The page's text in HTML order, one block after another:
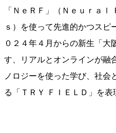
「ＮｅＲＦ」（Ｎｅｕｒａ
ｓ）を使って先進的かつスピ
０２４年４月からの新生「
す、リアルとオンラインが融
ノロジーを使った学び、社
る「ＴＲＹ ＦＩＥＬＤ」を表